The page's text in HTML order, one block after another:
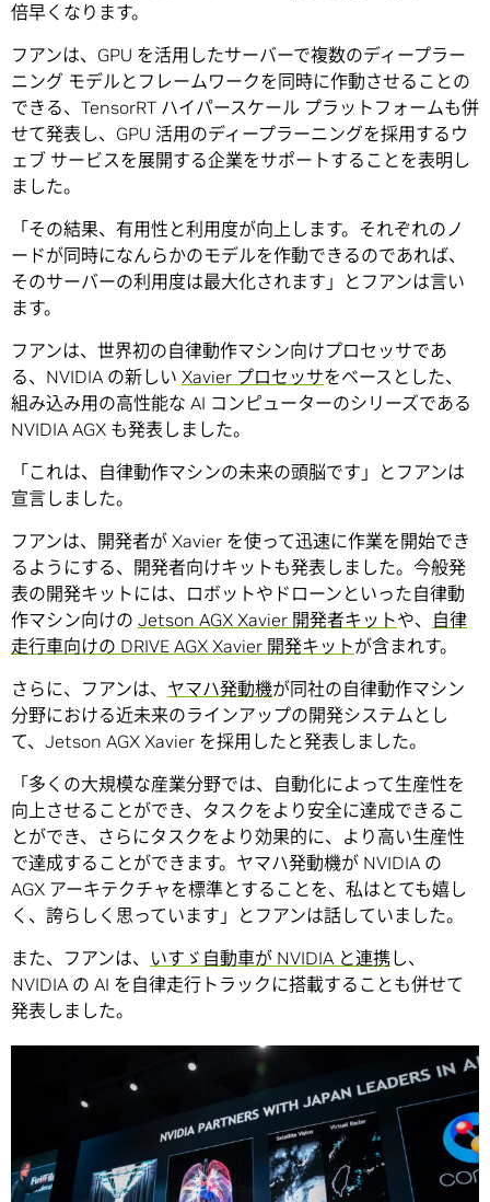
倍早くなります。
フアンは、GPU を活用したサーバーで複数のディープラー
ニング モデルとフレームワークを同時に作動させることの
できる、TensorRT ハイパースケール プラットフォームも併
せて発表し、GPU 活用のディープラーニングを採用するウ
ェブ サービスを展開する企業をサポートすることを表明し
ました。
「その結果、有用性と利用度が向上します。それぞれのノ
ードが同時になんらかのモデルを作動できるのであれば、
そのサーバーの利用度は最大化されます」とフアンは言い
ます。
フアンは、世界初の自律動作マシン向けプロセッサであ
る、NVIDIA の新しい Xavier プロセッサをベースとした、
組み込み用の高性能な AI コンピューターのシリーズである
NVIDIA AGX も発表しました。
「これは、自律動作マシンの未来の頭脳です」とフアンは
宣言しました。
フアンは、開発者が Xavier を使って迅速に作業を開始でき
るようにする、開発者向けキットも発表しました。今般発
表の開発キットには、ロボットやドローンといった自律動
作マシン向けの Jetson AGX Xavier 開発者キットや、 自律
走行車向けの DRIVE AGX Xavier 開発キットが含まれす。
さらに、フアンは、 ヤマハ発動機が同社の自律動作マシン
分野における近未来のラインアップの開発システムとし
て、Jetson AGX Xavier を採用したと発表しました。
「多くの大規模な産業分野では、自動化によって生産性を
向上させることができ、タスクをより安全に達成できるこ
とができ、さらにタスクをより効果的に、より高い生産性
で達成することができます。ヤマハ発動機が NVIDIA の
AGX アーキテクチャを標準とすることを、私はとても嬉し
く、誇らしく思っています」とフアンは話していました。
また、フアンは、 いすゞ自動車が NVIDIA と連携し、
NVIDIA の AI を自律走行トラックに搭載することも併せて
発表しました。